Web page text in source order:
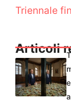
Triennale
Articoli